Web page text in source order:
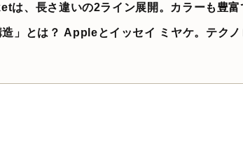
は、長さ違いの2ライン展開。カラーも豊富
造」とは？ Appleとイッセイ ミヤケ。テク